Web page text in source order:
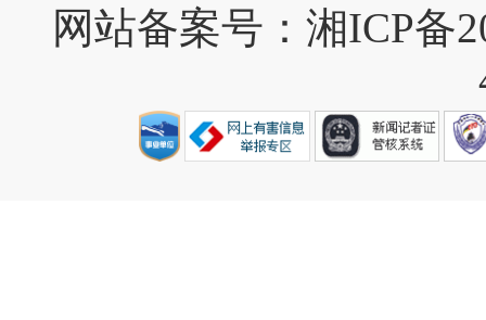
网站备案号：湘ICP备